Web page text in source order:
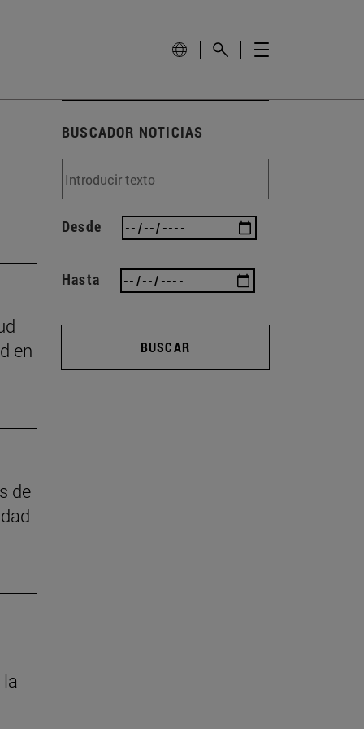
en
de
BUSCADOR NOTICIAS
Desde
Hasta
BUSCAR